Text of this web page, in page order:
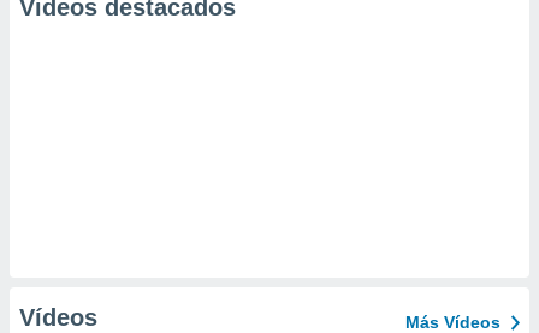
Videos destacados
Vídeos Más Vídeos